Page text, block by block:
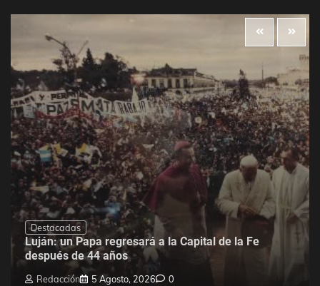
Destacadas
Luján: un Papa regresará a la Capital de la Fe
después de 44 años
Redacción 5 Agosto, 2026 0